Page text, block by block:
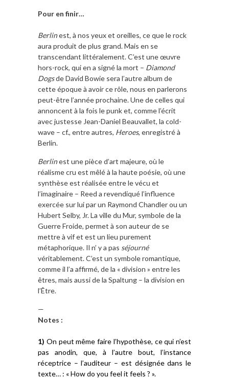
Pour en finir…
Berlinest, à nos yeux et oreilles, ce que le rock
aura produit de plus grand. Mais en se
transcendant littéralement. C’est une œuvre
hors-rock, qui en a signé la mort – Diamond
Dogsde David Bowie sera l’autre album de
cette époque à avoir ce rôle, nous en parlerons
peut-être l’année prochaine. Une de celles qui
annoncent à la fois le punk et, comme l’écrit
avec justesse Jean-Daniel Beauvallet, la cold-
wave – cf., entre autres, Heroes, enregistré à
Berlin.
Berlinest une pièce d’art majeure, où le
réalisme cru est mêlé à la haute poésie, où une
synthèse est réalisée entre le vécu et
l’imaginaire – Reed a revendiqué l’influence
exercée sur lui par un Raymond Chandler ou un
Hubert Selby, Jr. La ville du Mur, symbole de la
Guerre Froide, permet à son auteur de se
mettre à vif et est un lieu purement
métaphorique. Il n’ y a pas séjourné
véritablement. C’est un symbole romantique,
comme il l’a affirmé, de la « division » entre les
êtres, mais aussi de la Spaltung – la division en
l’Être.
—
Notes :
1) On peut même faire l’hypothèse, ce qui n’est
pas anodin, que, à l’autre bout, l’instance
réceptrice – l’auditeur – est désignée dans le
texte… : « How do you feel it feels ? ».